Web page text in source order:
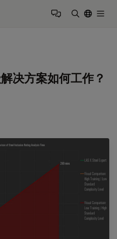
决方案如何工作？